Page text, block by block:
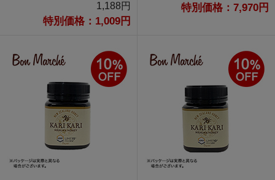
1,188円
特別価格：1,009円
特別価格：7,970円